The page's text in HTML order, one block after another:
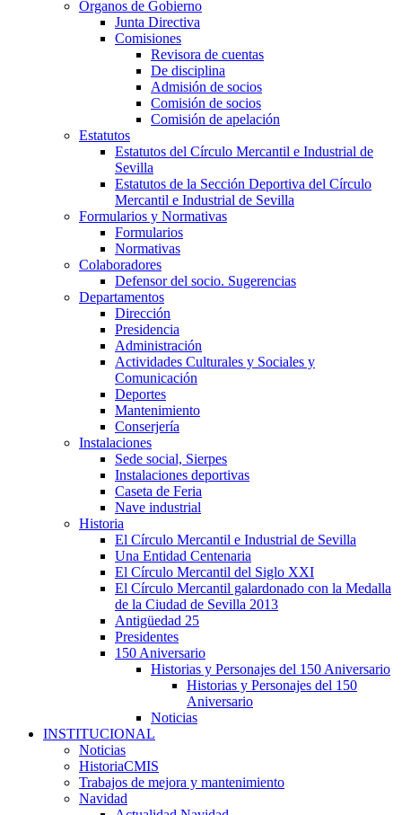
Órganos de Gobierno
Junta Directiva
Comisiones
Revisora de cuentas
De disciplina
Admisión de socios
Comisión de socios
Comisión de apelación
Estatutos
Estatutos del Círculo Mercantil e Industrial de
Sevilla
Estatutos de la Sección Deportiva del Círculo
Mercantil e Industrial de Sevilla
Formularios y Normativas
Formularios
Normativas
Colaboradores
Defensor del socio. Sugerencias
Departamentos
Dirección
Presidencia
Administración
Actividades Culturales y Sociales y
Comunicación
Deportes
Mantenimiento
Conserjería
Instalaciones
Sede social, Sierpes
Instalaciones deportivas
Caseta de Feria
Nave industrial
Historia
El Círculo Mercantil e Industrial de Sevilla
Una Entidad Centenaria
El Círculo Mercantil del Siglo XXI
El Círculo Mercantil galardonado con la Medalla
de la Ciudad de Sevilla 2013
Antigüedad 25
Presidentes
150 Aniversario
Historias y Personajes del 150 Aniversario
Historias y Personajes del 150
Aniversario
Noticias
INSTITUCIONAL
Noticias
HistoriaCMIS
Trabajos de mejora y mantenimiento
Navidad